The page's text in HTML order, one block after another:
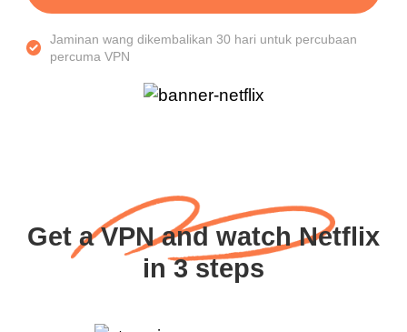
Jaminan wang dikembalikan 30 hari untuk percubaan
percuma VPN
Get a VPN and watch Netflix
in 3 steps